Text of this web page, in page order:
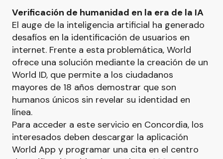
Verificación de humanidad en la era de la IA
El auge de la inteligencia artificial ha generado
desafíos en la identificación de usuarios en
internet. Frente a esta problemática, World
ofrece una solución mediante la creación de un
World ID, que permite a los ciudadanos
mayores de 18 años demostrar que son
humanos únicos sin revelar su identidad en
línea.
Para acceder a este servicio en Concordia, los
interesados deben descargar la aplicación
World App y programar una cita en el centro